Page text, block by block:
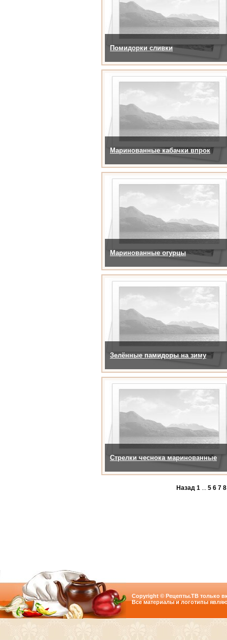
Помидорки сливки
Маринованные кабачки впрок
Маринованные огурцы
Зелённые памидоры на зиму
Стрелки чеснока маринованные
Назад 1 ... 5 6 7 8
Copyright © Рецепты.ТВ только
Все материалы и логотипы